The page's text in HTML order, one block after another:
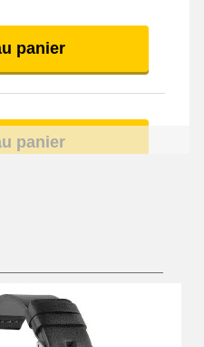
panier
panier
panier